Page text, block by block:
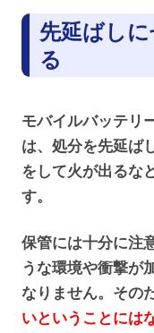
先延ばし
る
モバイルバッテリ
は、処分を先延ば
をして火が出るな
す。
保管には十分に注
うな環境や衝撃が
なりません。その
いということには